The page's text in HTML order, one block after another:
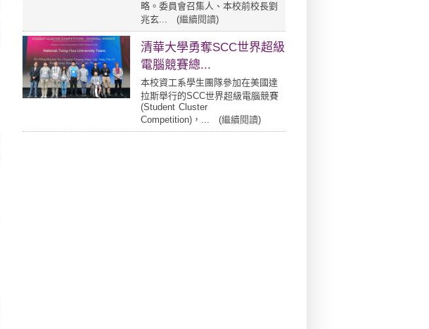
略。委員會召集人、本校前校長劉
兆玄... (繼續閱讀)
清華大學勇奪SCC世界超級
電腦競賽總...
本校資工系學生團隊參加在美國達
拉斯舉行的SCC世界超級電腦競賽
(Student Cluster
Competition)，... (繼續閱讀)